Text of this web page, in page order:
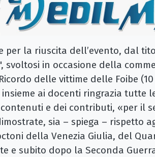
per la riuscita dell’evento, dal
svoltosi in occasione della
delle vittime delle Foibe
ai docenti ringrazia tutte
e dei contributi, «per il
sia – spiega – rispetto
della Venezia Giulia, del
e subito dopo la Seconda